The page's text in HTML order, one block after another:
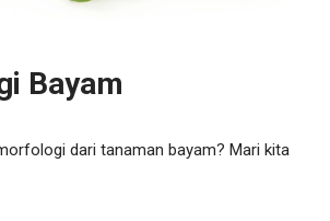
Bayam
dari tanaman bayam? Mari kita